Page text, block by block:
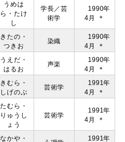
うめは
ら・たけ
し
学⻑／芸
術学
1990年
4月 ＊
きたの・
つきお
染織
1990年
4月 ＊
うえだ・
はるお
声楽
1990年
4月 ＊
きむら・
しげのぶ
芸術学
1991年
4月 ＊
たむら・
りゅうし
ょう
芸術学
1991年
4月 ＊
なかや・ 1991年